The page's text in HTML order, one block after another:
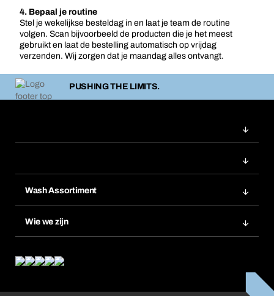
4. Bepaal je routine
Stel je wekelijkse besteldag in en laat je team de routine
volgen. Scan bijvoorbeeld de producten die je het meest
gebruikt en laat de bestelling automatisch op vrijdag
verzenden. Wij zorgen dat je maandag alles ontvangt.
PUSHING THE LIMITS.
Wash Assortiment
Product Compliance
Wie we zijn
Wat ons drijft